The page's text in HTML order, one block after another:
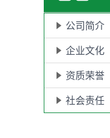
公司简介
企业文化
资质荣誉
社会责任